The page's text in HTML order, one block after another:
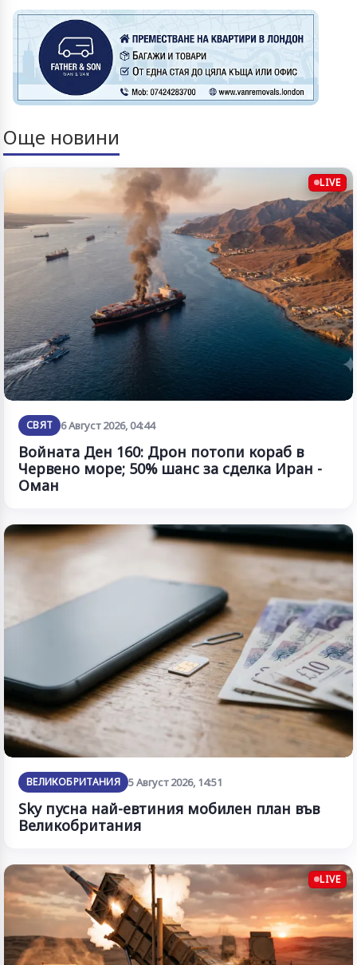
Още новини
LIVE
СВЯТ 6 Август 2026, 04:44
Войната Ден 160: Дрон потопи кораб в
Червено море; 50% шанс за сделка Иран -
Оман
ВЕЛИКОБРИТАНИЯ 5 Август 2026, 14:51
Sky пусна най-евтиния мобилен план във
Великобритания
LIVE